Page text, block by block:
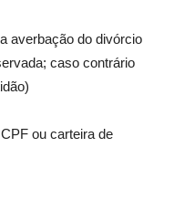
averbação do divórcio
caso contrário
ou carteira de